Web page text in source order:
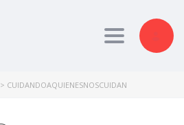
Toggle
> CUIDANDOAQUIENESNOSCUIDAN